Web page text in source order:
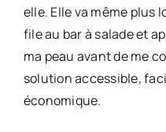
elle. Elle va même plus
file au bar à salade et
ma peau avant de me
solution accessible,
économique.